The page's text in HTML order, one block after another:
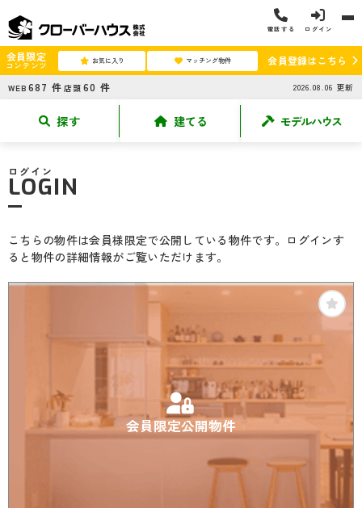
電話する ログイン
会員限定
コンテンツ お気に入り マッチング物件 会員登録はこちら
WEB 687 件 店頭 60 件 2026.08.06 更新
探す 建てる モデルハウス
ログイン
LOGIN
こちらの物件は会員様限定で公開している物件です。ログインす
ると物件の詳細情報がご覧いただけます。
会員限定公開物件